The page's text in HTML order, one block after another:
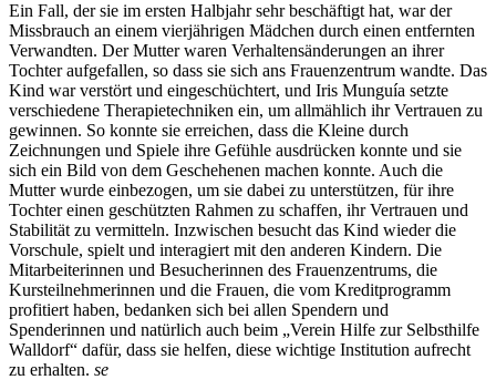
Ein Fall, der sie im ersten Halbjahr sehr beschäftigt hat, war der
Missbrauch an einem vierjährigen Mädchen durch einen entfernten
Verwandten. Der Mutter waren Verhaltensänderungen an ihrer
Tochter aufgefallen, so dass sie sich ans Frauenzentrum wandte. Das
Kind war verstört und eingeschüchtert, und Iris Munguía setzte
verschiedene Therapietechniken ein, um allmählich ihr Vertrauen zu
gewinnen. So konnte sie erreichen, dass die Kleine durch
Zeichnungen und Spiele ihre Gefühle ausdrücken konnte und sie
sich ein Bild von dem Geschehenen machen konnte. Auch die
Mutter wurde einbezogen, um sie dabei zu unterstützen, für ihre
Tochter einen geschützten Rahmen zu schaffen, ihr Vertrauen und
Stabilität zu vermitteln. Inzwischen besucht das Kind wieder die
Vorschule, spielt und interagiert mit den anderen Kindern. Die
Mitarbeiterinnen und Besucherinnen des Frauenzentrums, die
Kursteilnehmerinnen und die Frauen, die vom Kreditprogramm
profitiert haben, bedanken sich bei allen Spendern und
Spenderinnen und natürlich auch beim „Verein Hilfe zur Selbsthilfe
Walldorf“ dafür, dass sie helfen, diese wichtige Institution aufrecht
zu erhalten. se